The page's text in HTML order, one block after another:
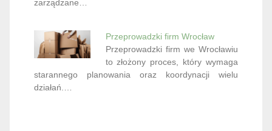
zarządzane…
Przeprowadzki firm Wrocław
Przeprowadzki firm we Wrocławiu
to złożony proces, który wymaga
starannego planowania oraz koordynacji wielu
działań.…